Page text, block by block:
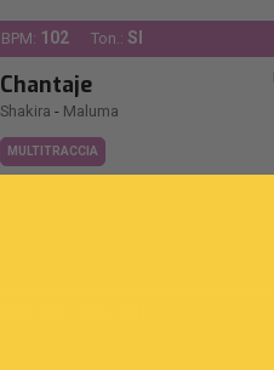
BPM: 102 Ton.: SI
Chantaje
Shakira - Maluma
MULTITRACCIA